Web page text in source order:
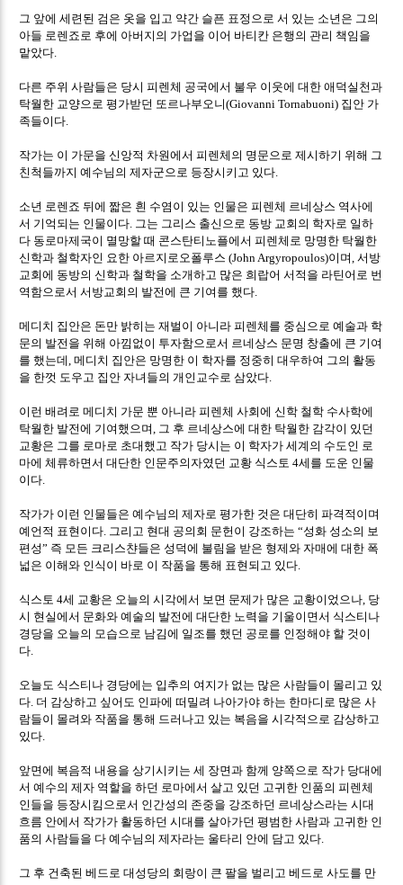
그 앞에 세련된 검은 옷을 입고 약간 슬픈 표정으로 서 있는 소년은 그의
아들 로렌죠로 후에 아버지의 가업을 이어 바티칸 은행의 관리 책임을
맡았다
다른 주위 사람들은 당시 피렌체 공국에서 불우 이웃에 대한 애덕실천과
탁월한 교양으로 평가받던 또르나부오니(Giovanni Tornabuoni) 집안 가
족들이다
작가는 이 가문을 신앙적 차원에서 피렌체의 명문으로 제시하기 위해 그
친척들까지 예수님의 제자군으로 등장시키고 있다
소년 로렌죠 뒤에 짧은 흰 수염이 있는 인물은 피렌체 르네상스 역사에
서 기억되는 인물이다 그는 그리스 출신으로 동방 교회의 학자로 일하
다 동로마제국이 멸망할 때 콘스탄티노플에서 피렌체로 망명한 탁월한
신학과 철학자인 요한 아르지로오폴루스(John Argyropoulos)이며 ,서방
교회에 동방의 신학과 철학을 소개하고 많은 희랍어 서적을 라틴어로 번
역함으로서 서방교회의 발전에 큰 기여를 했다
메디치 집안은 돈만 밝히는 재벌이 아니라 피렌체를 중심으로 예술과 학
문의 발전을 위해 아낌없이 투자함으로서 르네상스 문명 창출에 큰 기여
를 했는데 ,메디치 집안은 망명한 이 학자를 정중히 대우하여 그의 활동
을 한껏 도우고 집안 자녀들의 개인교수로 삼았다
이런 배려로 메디치 가문 뿐 아니라 피렌체 사회에 신학 철학 수사학에
탁월한 발전에 기여했으며 그 후 르네상스에 대한 탁월한 감각이 있던
교황은 그를 로마로 초대했고 작가 당시는 이 학자가 세계의 수도인 로
마에 체류하면서 대단한 인문주의자였던 교황 식스토4세를 도운 인물
이다
작가가 이런 인물들은 예수님의 제자로 평가한 것은 대단히 파격적이며
예언적 표현이다 그리고 현대 공의회 문헌이 강조하는“성화 성소의 보
편성” 즉 모든 크리스챤들은 성덕에 불림을 받은 형제와 자매에 대한 폭
넓은 이해와 인식이 바로 이 작품을 통해 표현되고 있다
식스토4세 교황은 오늘의 시각에서 보면 문제가 많은 교황이었으나 당
시 현실에서 문화와 예술의 발전에 대단한 노력을 기울이면서 식스티나
경당을 오늘의 모습으로 남김에 일조를 했던 공로를 인정해야 할 것이
다
오늘도 식스티나 경당에는 입추의 여지가 없는 많은 사람들이 몰리고 있
다 더 감상하고 싶어도 인파에 떠밀려 나아가야 하는 한마디로 많은 사
람들이 몰려와 작품을 통해 드러나고 있는 복음을 시각적으로 감상하고
있다
앞면에 복음적 내용을 상기시키는 세 장면과 함께 양쪽으로 작가 당대에
서 예수의 제자 역할을 하던 로마에서 살고 있던 고귀한 인품의 피렌체
인들을 등장시킴으로서 인간성의 존중을 강조하던 르네상스라는 시대
흐름 안에서 작가가 활동하던 시대를 살아가던 평범한 사람과 고귀한 인
품의 사람들을 다 예수님의 제자라는 울타리 안에 담고 있다
그 후 건축된 베드로 대성당의 회랑이 큰 팔을 벌리고 베드로 사도를 만